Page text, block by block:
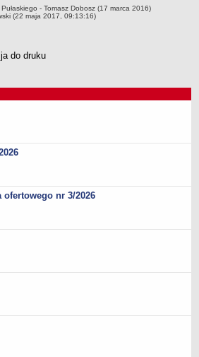
WYCHOWAWCZE
PEDAGOGICZNE
- Tomasz Dobosz (17 marca 2016)
(22 maja 2017, 09:13:16)
nr 3/2026